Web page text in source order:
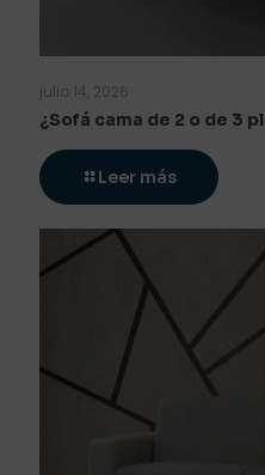
julio 14, 2026
¿Sofá cama de 2 o de 3
Leer más